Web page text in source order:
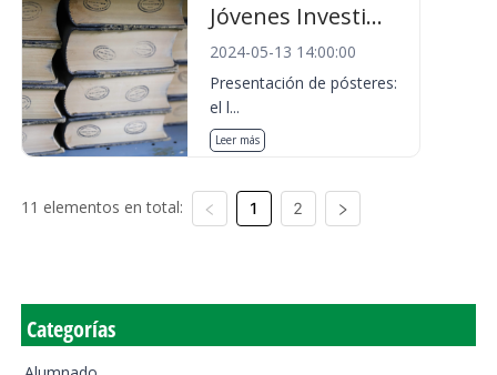
Jóvenes Investi...
2024-05-13 14:00:00
Presentación de pósteres:
el l...
Leer más
11 elementos en total: 1 2
Categorías